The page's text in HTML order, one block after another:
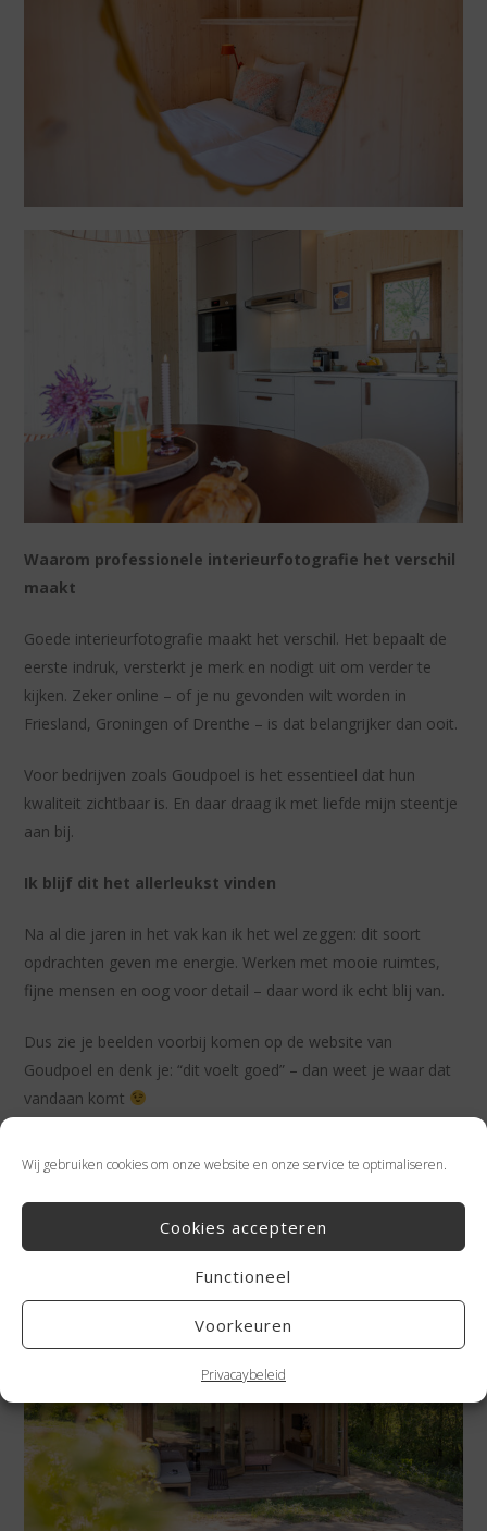
Wij gebruiken cookies om onze website en onze service te optimaliseren.
Cookies accepteren
Functioneel
Voorkeuren
Privacaybeleid
Waarom professionele interieurfotografie het verschil
maakt
Goede interieurfotografie maakt het verschil. Het bepaalt de
eerste indruk, versterkt je merk en nodigt uit om verder te
kijken. Zeker online – of je nu gevonden wilt worden in
Friesland, Groningen of Drenthe – is dat belangrijker dan ooit.
Voor bedrijven zoals Goudpoel is het essentieel dat hun
kwaliteit zichtbaar is. En daar draag ik met liefde mijn steentje
aan bij.
Ik blijf dit het allerleukst vinden
Na al die jaren in het vak kan ik het wel zeggen: dit soort
opdrachten geven me energie. Werken met mooie ruimtes,
fijne mensen en oog voor detail – daar word ik echt blij van.
Dus zie je beelden voorbij komen op de website van
Goudpoel en denk je: “dit voelt goed” – dan weet je waar dat
vandaan komt
betekenen in Friesland, Groningen of Drenthe? En zoek je de
interieurfotografie Friesland?
Ik denk graag met je mee.